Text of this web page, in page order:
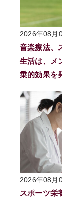
2026年08月
音楽療法、
生活は、メ
乗的効果を
2026年08月
スポーツ栄